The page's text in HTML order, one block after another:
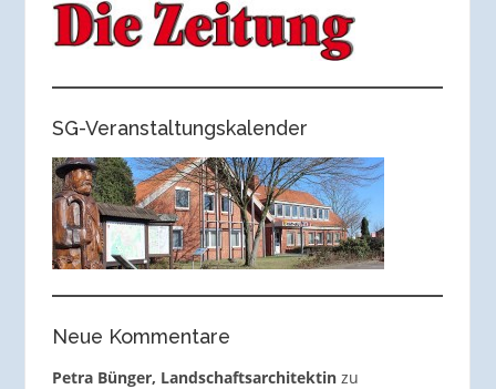
SG-Veranstaltungskalender
Neue Kommentare
Petra Bünger, Landschaftsarchitektinzu